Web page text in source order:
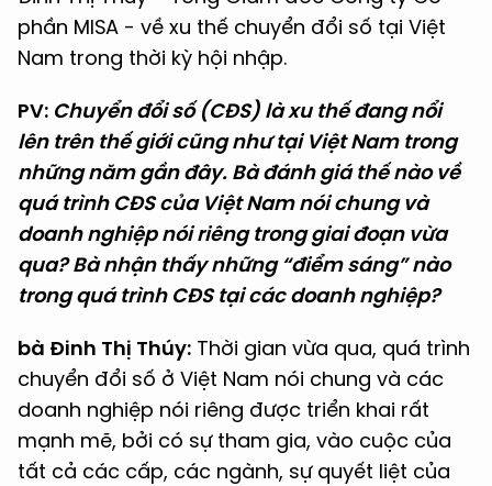
phần MISA - về xu thế chuyển đổi số tại Việt
Nam trong thời kỳ hội nhập.
PV: Chuyển đổi số (CĐS) là xu thế đang nổi
lên trên thế giới cũng như tại Việt Nam trong
những năm gần đây. Bà đánh giá thế nào về
quá trình CĐS của Việt Nam nói chung và
doanh nghiệp nói riêng trong giai đoạn vừa
qua? Bà nhận thấy những “điểm sáng” nào
trong quá trình CĐS tại các doanh nghiệp?
bà Đinh Thị Thúy: Thời gian vừa qua, quá trình
chuyển đổi số ở Việt Nam nói chung và các
doanh nghiệp nói riêng được triển khai rất
mạnh mẽ, bởi có sự tham gia, vào cuộc của
tất cả các cấp, các ngành, sự quyết liệt của